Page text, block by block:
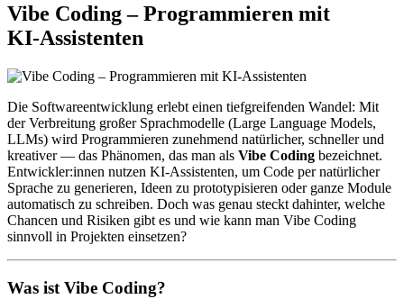
Vibe Coding – Programmieren mit
KI‑Assistenten
Die Softwareentwicklung erlebt einen tiefgreifenden Wandel: Mit
der Verbreitung großer Sprachmodelle (Large Language Models,
LLMs) wird Programmieren zunehmend natürlicher, schneller und
kreativer — das Phänomen, das man als Vibe Coding bezeichnet.
Entwickler:innen nutzen KI‑Assistenten, um Code per natürlicher
Sprache zu generieren, Ideen zu prototypisieren oder ganze Module
automatisch zu schreiben. Doch was genau steckt dahinter, welche
Chancen und Risiken gibt es und wie kann man Vibe Coding
sinnvoll in Projekten einsetzen?
Was ist Vibe Coding?